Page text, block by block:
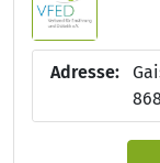
Adresse: